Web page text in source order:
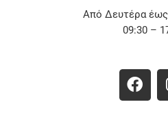
Από Δευτέρα
09:30 –